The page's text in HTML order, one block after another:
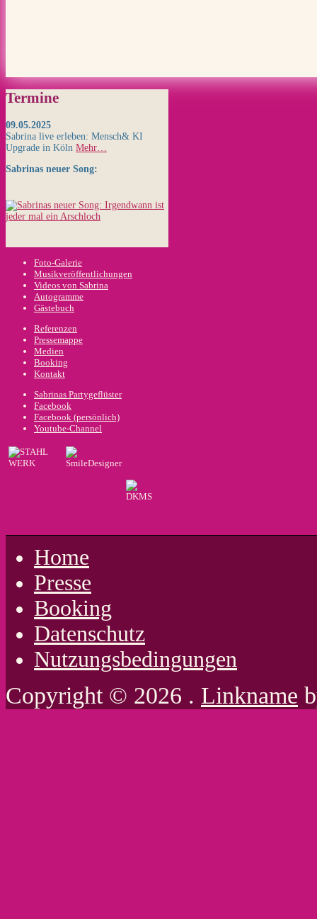
Termine
09.05.2025
Sabrina live erleben: Mensch& KI
Upgrade in Köln Mehr…
Sabrinas neuer Song:
Foto-Galerie
Musikveröffentlichungen
Videos von Sabrina
Autogramme
Gästebuch
Referenzen
Pressemappe
Medien
Booking
Kontakt
Sabrinas Partygeflüster
Facebook
Facebook (persönlich)
Youtube-Channel
Home
Presse
Booking
Datenschutz
Nutzungsbedingungen
Copyright © 2026 . Linkname